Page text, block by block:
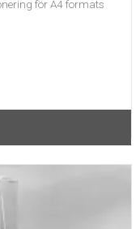
för A4 formats